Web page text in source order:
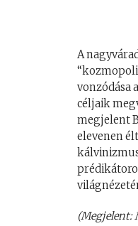
A
vonzódása
céljaik
megjelent
elevenen
(Megjelent: